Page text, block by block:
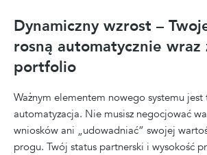
Dynamiczny wzrost –
rosną automatycznie wraz
portfolio
Ważnym elementem nowego systemu jest
automatyzacja. Nie musisz negocjować
wniosków ani „udowadniać” swojej
progu. Twój status partnerski i wysokość